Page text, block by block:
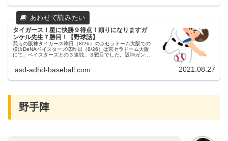
タイガース！星に快勝９得点！頼りになりますガ
ンケル先生７勝目！【野球話】
我らの阪神タイガース昨日（8/26）の京セラドーム大阪での
横浜DeNAベイスターズ③昨日（8/26）は京セラドーム大阪
にて、ベイスターズとの３連戦、３戦目でした。阪神ガンケ
asd-adhd-baseball.com 2021.08.27
野手陣